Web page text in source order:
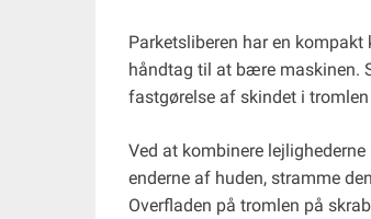
Parketsliberen har en
håndtag til at bære maskinen.
fastgørelse af skindet i
Ved at kombinere
enderne af huden, stramme
Overfladen på tromlen på